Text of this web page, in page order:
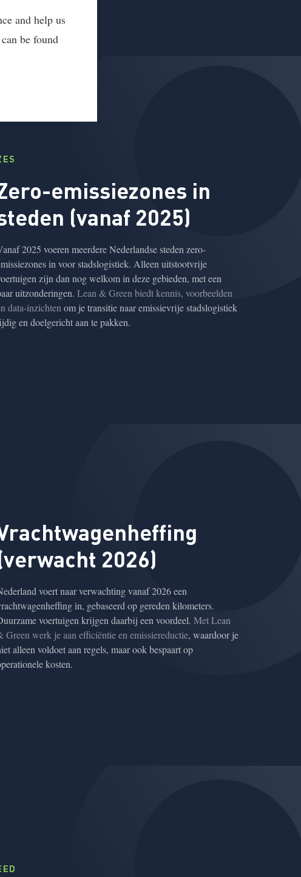
emissiezones in
(vanaf 2025)
2025 voeren meerdere Nederlandse steden zero-
in voor stadslogistiek. Alleen uitstootvrije
zijn dan nog welkom in deze gebieden, met een
uitzonderingen. Lean & Green biedt kennis, voorbeelden
data-inzichten om je transitie naar emissievrije stadslogistiek
en doelgericht aan te pakken.
2026)
voert naar verwachting vanaf 2026 een
in, gebaseerd op gereden kilometers.
voertuigen krijgen daarbij een voordeel. Met Lean
Green werk je aan efficiëntie en emissiereductie, waardoor je
alleen voldoet aan regels, maar ook bespaart op
kosten.
and help us
be found